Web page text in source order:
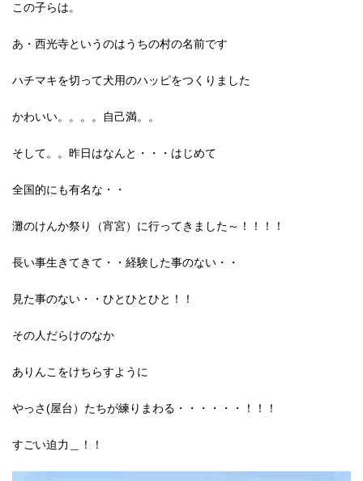
この子らは。
あ・西光寺というのはうちの村の名前です
ハチマキを切って犬用のハッピをつくりました
かわいい。。。。自己満。。
そして。。昨日はなんと・・・はじめて
全国的にも有名な・・
灘のけんか祭り（宵宮）に行ってきました～！！！！
長い事生きてきて・・経験した事のない・・
見た事のない・・ひとひとひと！！
その人だらけのなか
ありんこをけちらすように
やっさ(屋台）たちが練りまわる・・・・・・！！！
すごい迫力＿！！